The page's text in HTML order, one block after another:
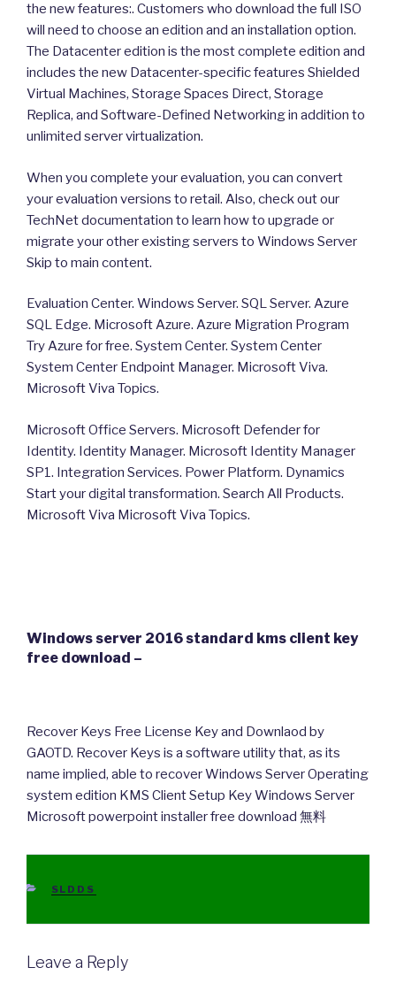
the new features:. Customers who download the full ISO
will need to choose an edition and an installation option.
The Datacenter edition is the most complete edition and
includes the new Datacenter-specific features Shielded
Virtual Machines, Storage Spaces Direct, Storage
Replica, and Software-Defined Networking in addition to
unlimited server virtualization.
When you complete your evaluation, you can convert
your evaluation versions to retail. Also, check out our
TechNet documentation to learn how to upgrade or
migrate your other existing servers to Windows Server
Skip to main content.
Evaluation Center. Windows Server. SQL Server. Azure
SQL Edge. Microsoft Azure. Azure Migration Program
Try Azure for free. System Center. System Center
System Center Endpoint Manager. Microsoft Viva.
Microsoft Viva Topics.
Microsoft Office Servers. Microsoft Defender for
Identity. Identity Manager. Microsoft Identity Manager
SP1. Integration Services. Power Platform. Dynamics
Start your digital transformation. Search All Products.
Microsoft Viva Microsoft Viva Topics.
Windows server 2016 standard kms client key
free download –
Recover Keys Free License Key and Downlaod by
GAOTD. Recover Keys is a software utility that, as its
name implied, able to recover Windows Server Operating
system edition KMS Client Setup Key Windows Server
Microsoft powerpoint installer free download 無料
CATEGORIES
SLDDS
Leave a Reply